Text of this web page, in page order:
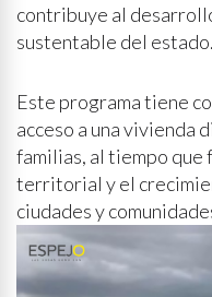
contribuye al
sustentable del estado.
Este programa tiene
acceso a una vivienda
familias, al tiempo
territorial y el
ciudades y